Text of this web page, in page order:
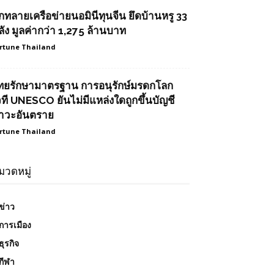
ทลายเครือข่ายนอมินีทุนจีน ยึดบ้านหรู 33
ง มูลค่ากว่า 1,275 ล้านบาท
Thailand
ยรักษามาตรฐาน การอนุรักษ์มรดกโลก
ที UNESCO ยันไม่มีแหล่งใดถูกขึ้นบัญชี
วะอันตราย
Thailand
วดหมู่
าว
ารเมือง
ธุรกิจ
ฬา